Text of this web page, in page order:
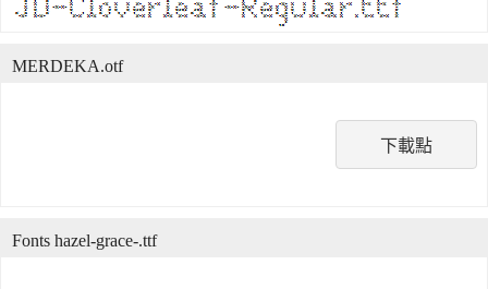
下載點
MERDEKA.otf
Fonts hazel-grace-.ttf